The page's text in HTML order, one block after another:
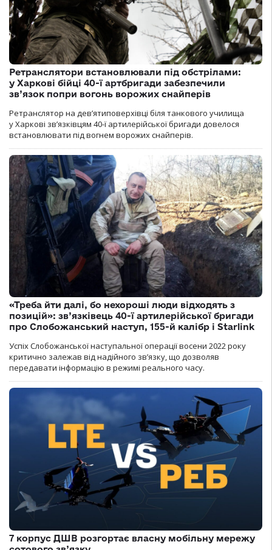
Ретранслятори встановлювали під обстрілами:
у Харкові бійці 40-ї артбригади забезпечили
зв’язок попри вогонь ворожих снайперів
Ретранслятор на дев’ятиповерхівці біля танкового училища
у Харкові зв’язківцям 40-ї артилерійської бригади довелося
встановлювати під вогнем ворожих снайперів.
«Треба йти далі, бо нехороші люди відходять з
позицій»: зв’язківець 40-ї артилерійської бригади
про Слобожанський наступ, 155-й калібр і Starlink
Успіх Слобожанської наступальної операції восени 2022 року
критично залежав від надійного зв’язку, що дозволяв
передавати інформацію в режимі реального часу.
7 корпус ДШВ розгортає власну мобільну мережу